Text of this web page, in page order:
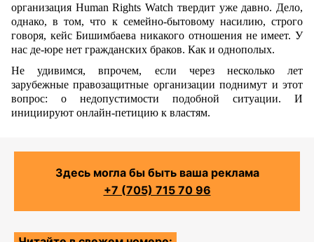
организация Human Rights Watch твердит уже давно. Дело,
однако, в том, что к семейно-бытовому насилию, строго
говоря, кейс Бишимбаева никакого отношения не имеет. У
нас де-юре нет гражданских браков. Как и однополых.
Не удивимся, впрочем, если через несколько лет
зарубежные правозащитные организации поднимут и этот
вопрос: о недопустимости подобной ситуации. И
инициируют онлайн-петицию к властям.
Здесь могла бы быть ваша реклама
+7 (705) 715 70 96